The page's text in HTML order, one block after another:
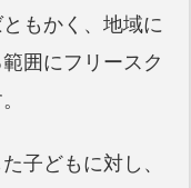
もかく、地域に
囲にフリースク
子どもに対し、